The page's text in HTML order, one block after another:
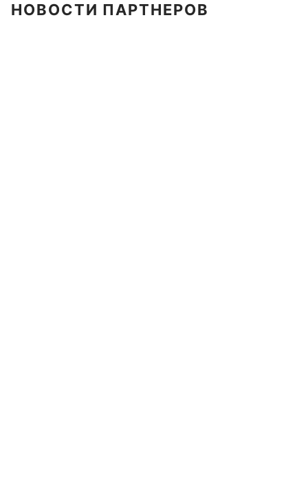
НОВОСТИ ПАРТНЕРОВ